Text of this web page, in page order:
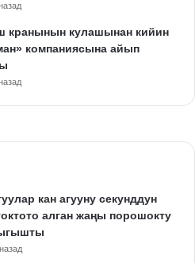
кранынын кулашынан кийин
компаниясына айып
кан агууну секунддун
алган жаңы порошокту